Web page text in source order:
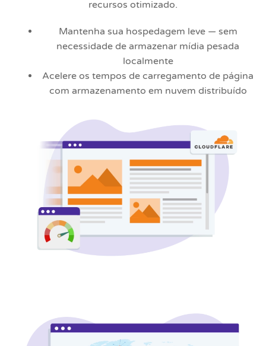
recursos otimizado.
Mantenha sua hospedagem leve — sem
necessidade de armazenar mídia pesada
localmente
Acelere os tempos de carregamento de página
com armazenamento em nuvem distribuído